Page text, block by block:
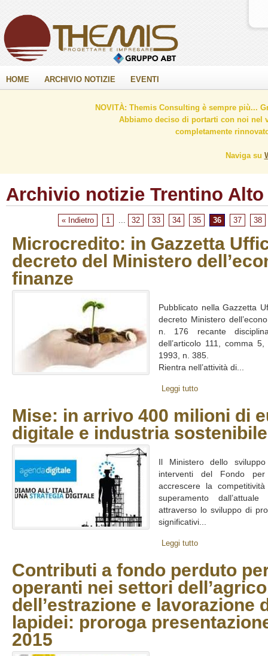
HOME ARCHIVIO NOTIZIE EVENTI
NOVITÀ: Themis Consulting è sempre più...
Abbiamo deciso di portarti con noi nel
completamente
Naviga su
Archivio notizie Trentino Alto
« Indietro 1 ... 32 33 34 35 36 37 38
Microcredito: in Gazzetta
decreto del Ministero
finanze
Pubblicato nella Gazzetta
decreto Ministero
n. 176 recante
dell’articolo 111, comma
1993, n. 385.
Rientra nell’attività di...
Leggi tutto
Mise: in arrivo 400 milioni di
digitale e industria sostenibile
Il Ministero dello
interventi del Fondo
accrescere la
superamento
attraverso lo sviluppo di
significativi...
Leggi tutto
Contributi a fondo perduto
operanti nei settori
dell’estrazione e lavorazione
lapidei: proroga
2015